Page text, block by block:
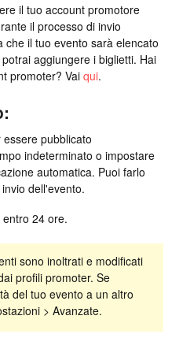
il tuo account promotore
il processo di invio
che il tuo evento sarà elencato
aggiungere i biglietti. Hai
promoter? Vai qui.
pubblicato
indeterminato o impostare
automatica. Puoi farlo
dell'evento.
24 ore.
sono inoltrati e modificati
profili promoter. Se
del tuo evento a un altro
> Avanzate.